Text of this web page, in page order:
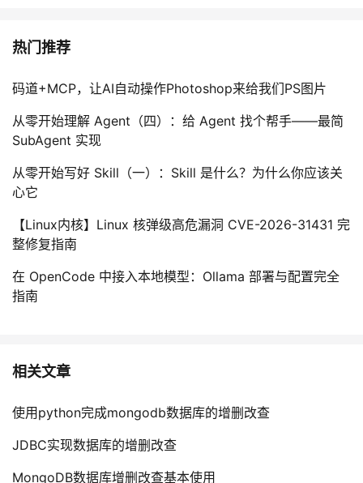
热门推荐
码道+MCP，让AI自动操作Photoshop来给我们PS图片
从零开始理解 Agent（四）：给 Agent 找个帮手——最简
SubAgent 实现
从零开始写好 Skill（一）：Skill 是什么？为什么你应该关
心它
【Linux内核】Linux 核弹级高危漏洞 CVE-2026-31431 完
整修复指南
在 OpenCode 中接入本地模型：Ollama 部署与配置完全
指南
相关文章
使用python完成mongodb数据库的增删改查
JDBC实现数据库的增删改查
MongoDB数据库增删改查基本使用